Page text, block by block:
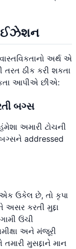
અર્થ એ
ઠીક કરી શકતા
આપીએ છીએ:
બગ્સ
અમારી ટોચની
addressed
ઉકેલ છે, તો કૃપા
અસર કરતી મુદ્દા
ઉંચી
અને મંજૂરી
મુસદ્દાને માન